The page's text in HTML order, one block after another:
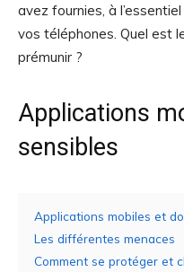
avez fournies, à
vos téléphones. Quel est
prémunir ?
Applications
sensibles
Applications mobiles et
Les différentes menaces
Comment se protéger et